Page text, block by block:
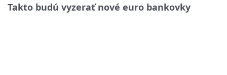
Takto budú vyzerať nové euro bankovky